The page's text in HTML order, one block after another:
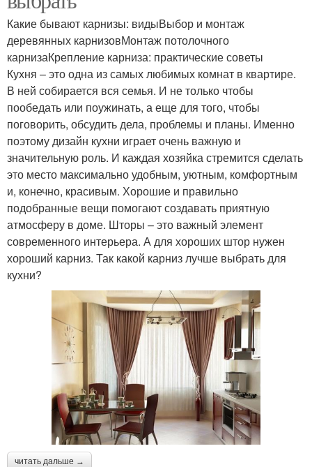
Какие бывают карнизы: видыВыбор и монтаж
деревянных карнизовМонтаж потолочного
карнизаКрепление карниза: практические советы
Кухня – это одна из самых любимых комнат в квартире.
В ней собирается вся семья. И не только чтобы
пообедать или поужинать, а еще для того, чтобы
поговорить, обсудить дела, проблемы и планы. Именно
поэтому дизайн кухни играет очень важную и
значительную роль. И каждая хозяйка стремится сделать
это место максимально удобным, уютным, комфортным
и, конечно, красивым. Хорошие и правильно
подобранные вещи помогают создавать приятную
атмосферу в доме. Шторы – это важный элемент
современного интерьера. А для хороших штор нужен
хороший карниз. Так какой карниз лучше выбрать для
кухни?
читать дальше →